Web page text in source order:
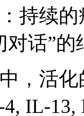
持续
对话”的
，活
IL-